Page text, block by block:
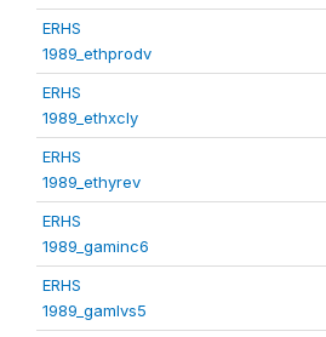
ERHS
1989_ethprodv
ERHS
1989_ethxcly
ERHS
1989_ethyrev
ERHS
1989_gaminc6
ERHS
1989_gamlvs5